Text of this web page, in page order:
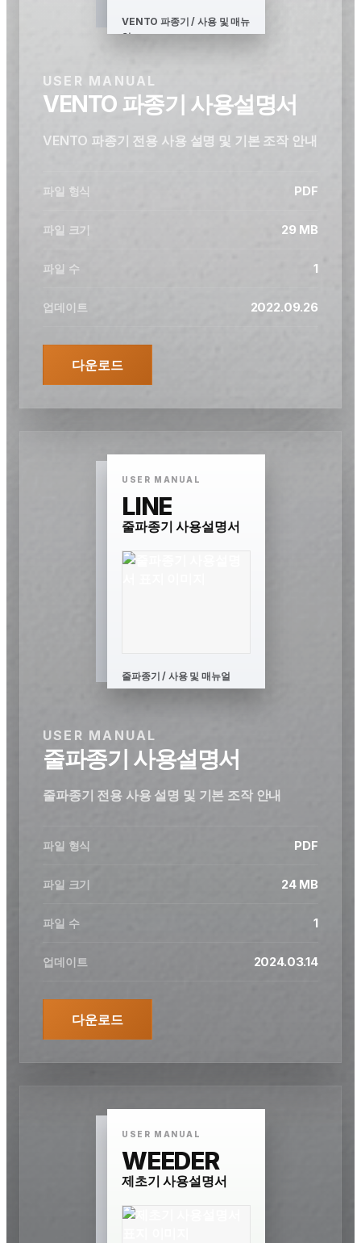
VENTO 파종기 / 사용 및 매뉴
얼
USER MANUAL
VENTO 파종기 사용설명서
VENTO 파종기 전용 사용 설명 및 기본 조작 안내
파일 형식 PDF
파일 크기 29 MB
파일 수 1
업데이트 2022.09.26
다운로드
USER MANUAL
LINE
줄파종기 사용설명서
줄파종기 / 사용 및 매뉴얼
USER MANUAL
줄파종기 사용설명서
줄파종기 전용 사용 설명 및 기본 조작 안내
파일 형식 PDF
파일 크기 24 MB
파일 수 1
업데이트 2024.03.14
다운로드
USER MANUAL
WEEDER
제초기 사용설명서